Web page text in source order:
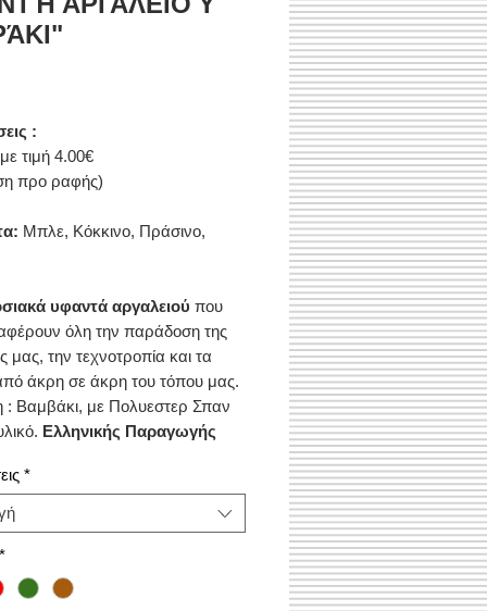
:
τιμή 4.00€
προ ραφής)
: Μπλε, Κόκκινο, Πράσινο,
υφαντά αργαλειού που
όλη την παράδοση της
μας, την τεχνοτροπία και τα
άκρη σε άκρη του τόπου μας.
: Βαμβάκι, με Πολυεστερ Σπαν
Ελληνικής Παραγωγής
*
*